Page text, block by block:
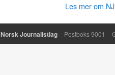
Les mer om
Norsk Journalistlag Postboks 9001